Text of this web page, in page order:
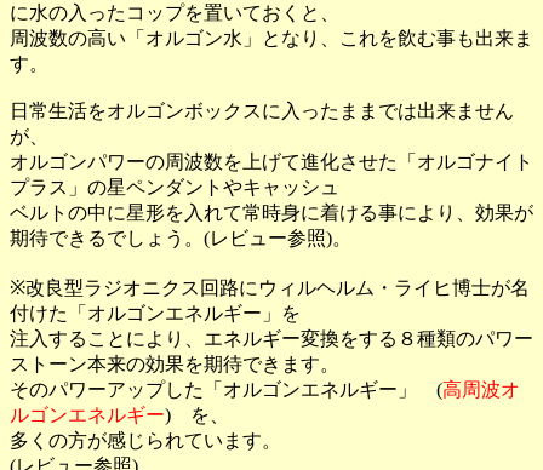
に水の入ったコップを置いておくと、
周波数の高い「オルゴン水」となり、これを飲む事も出来ま
す。
日常生活をオルゴンボックスに入ったままでは出来ません
が、
オルゴンパワーの周波数を上げて進化させた「オルゴナイト
プラス」の星ペンダントやキャッシュ
ベルトの中に星形を入れて常時身に着ける事により、効果が
期待できるでしょう。(レビュー参照)。
※改良型ラジオニクス回路にウィルヘルム・ライヒ博士が名
付けた「オルゴンエネルギー」を
注入することにより、エネルギー変換をする８種類のパワー
ストーン本来の効果を期待できます。
そのパワーアップした「オルゴンエネルギー」 (高周波オ
ルゴンエネルギー) を、
多くの方が感じられています。